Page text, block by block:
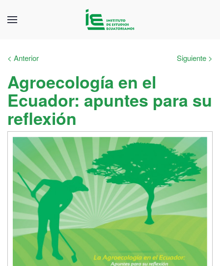
< Anterior Siguiente >
Agroecología en el
Ecuador: apuntes para su
reflexión